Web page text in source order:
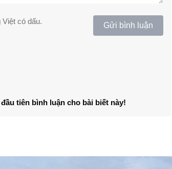
có dấu. Gửi bình luận
tiên bình luận cho bài biết này!